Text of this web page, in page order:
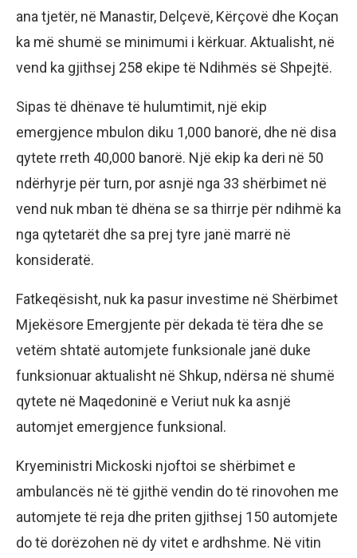
ana tjetër, në Manastir, Delçevë, Kërçovë dhe Koçan
ka më shumë se minimumi i kërkuar. Aktualisht, në
vend ka gjithsej 258 ekipe të Ndihmës së Shpejtë.
Sipas të dhënave të hulumtimit, një ekip
emergjence mbulon diku 1,000 banorë, dhe në disa
qytete rreth 40,000 banorë. Një ekip ka deri në 50
ndërhyrje për turn, por asnjë nga 33 shërbimet në
vend nuk mban të dhëna se sa thirrje për ndihmë ka
nga qytetarët dhe sa prej tyre janë marrë në
konsideratë.
Fatkeqësisht, nuk ka pasur investime në Shërbimet
Mjekësore Emergjente për dekada të tëra dhe se
vetëm shtatë automjete funksionale janë duke
funksionuar aktualisht në Shkup, ndërsa në shumë
qytete në Maqedoninë e Veriut nuk ka asnjë
automjet emergjence funksional.
Kryeministri Mickoski njoftoi se shërbimet e
ambulancës në të gjithë vendin do të rinovohen me
automjete të reja dhe priten gjithsej 150 automjete
do të dorëzohen në dy vitet e ardhshme. Në vitin